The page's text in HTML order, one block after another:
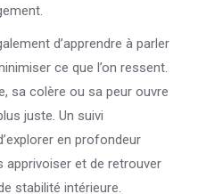
d’apprendre à parler
ce que l’on ressent.
sa colère ou sa peur ouvre
juste. Un suivi
en profondeur
apprivoiser et de retrouver
stabilité intérieure.